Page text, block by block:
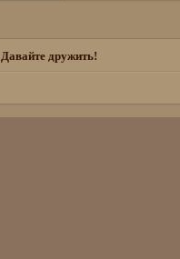
Давайте дружить!